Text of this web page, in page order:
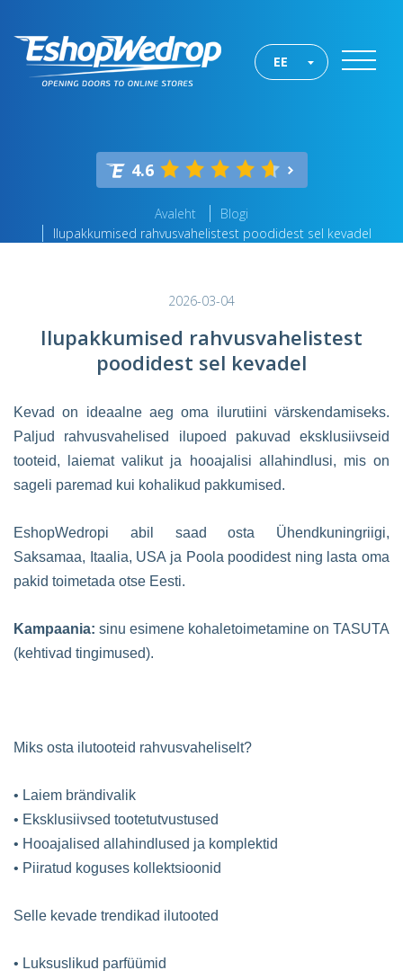
EE
4.6
Avaleht
Blogi
Ilupakkumised rahvusvahelistest poodidest sel kevadel
2026-03-04
Ilupakkumised rahvusvahelistest
poodidest sel kevadel
Kevad on ideaalne aeg oma ilurutiini värskendamiseks.
Paljud rahvusvahelised ilupoed pakuvad eksklusiivseid
tooteid, laiemat valikut ja hooajalisi allahindlusi, mis on
sageli paremad kui kohalikud pakkumised.
EshopWedropi abil saad osta Ühendkuningriigi,
Saksamaa, Itaalia, USA ja Poola poodidest ning lasta oma
pakid toimetada otse Eesti.
Kampaania: sinu esimene kohaletoimetamine on TASUTA
(kehtivad tingimused).
Miks osta ilutooteid rahvusvaheliselt?
• Laiem brändivalik
• Eksklusiivsed tootetutvustused
• Hooajalised allahindlused ja komplektid
• Piiratud koguses kollektsioonid
Selle kevade trendikad ilutooted
• Luksuslikud parfüümid